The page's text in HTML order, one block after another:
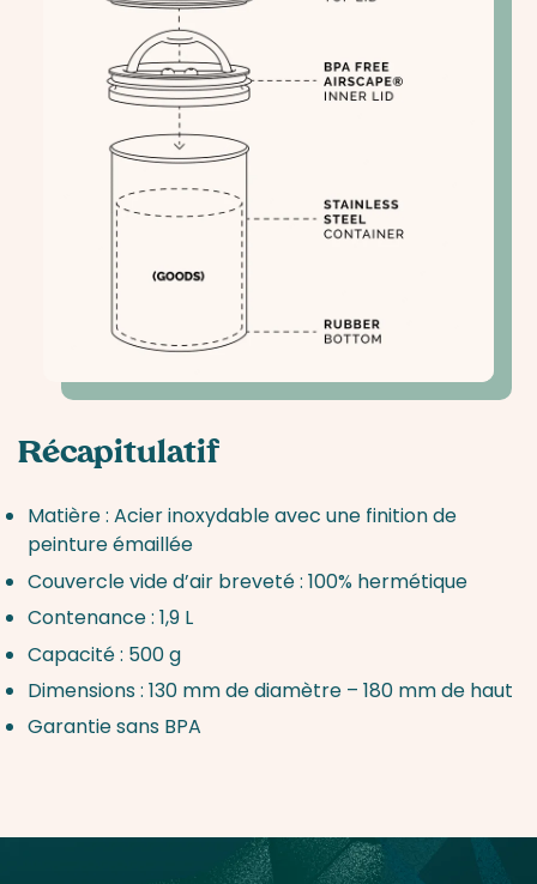
Récapitulatif
Matière : Acier inoxydable avec une finition de
peinture émaillée
Couvercle vide d’air breveté : 100% hermétique
Contenance : 1,9 L
Capacité : 500 g
Dimensions : 130 mm de diamètre – 180 mm de haut
Garantie sans BPA